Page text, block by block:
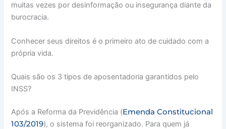
muitas vezes por desinformação ou insegurança diante da
burocracia.
Conhecer seus direitos é o primeiro ato de cuidado com a
própria vida.
Quais são os 3 tipos de aposentadoria garantidos pelo
INSS?
Após a Reforma da Previdência (Emenda Constitucional
103/2019), o sistema foi reorganizado. Para quem já